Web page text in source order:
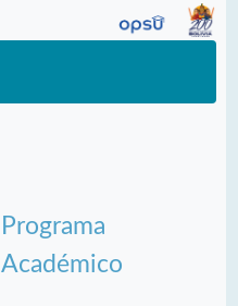
Programa
Académico